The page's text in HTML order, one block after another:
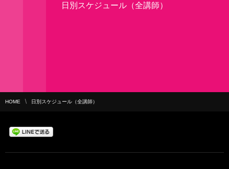
日別スケジュール（全講師）
HOME 日別スケジュール（全講師）